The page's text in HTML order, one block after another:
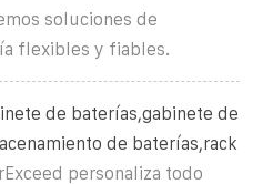
soluciones de
flexibles y fiables.
de baterías,gabinete de
de baterías,rack
personaliza todo